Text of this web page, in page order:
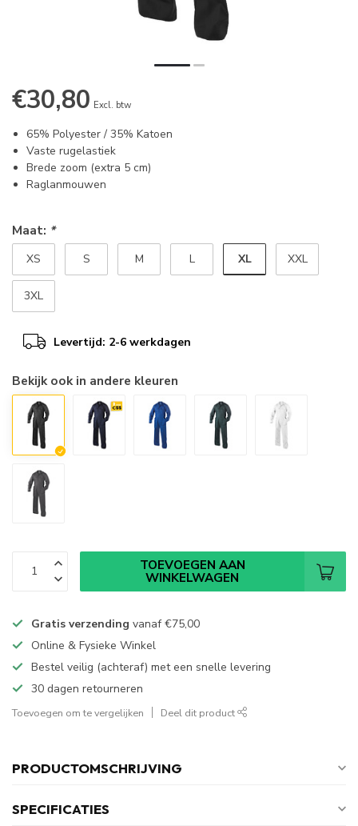
€30,80 Excl. btw
65% Polyester / 35% Katoen
Vaste rugelastiek
Brede zoom (extra 5 cm)
Raglanmouwen
Maat: *
XS S M L XL XXL
3XL
Levertijd: 2-6 werkdagen
Bekijk ook in andere kleuren
TOEVOEGEN AAN
WINKELWAGEN
Gratis verzending vanaf€75,00
Online & Fysieke Winkel
Bestel veilig (achteraf) met een snelle levering
30 dagen retourneren
Toevoegen om te vergelijken Deel dit product
PRODUCTOMSCHRIJVING
SPECIFICATIES